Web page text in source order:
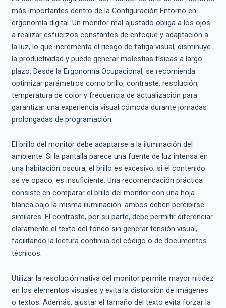
más importantes dentro de la Configuración Entorno en
ergonomía digital. Un monitor mal ajustado obliga a los ojos
a realizar esfuerzos constantes de enfoque y adaptación a
la luz, lo que incrementa el riesgo de fatiga visual, disminuye
la productividad y puede generar molestias físicas a largo
plazo. Desde la Ergonomía Ocupacional, se recomienda
optimizar parámetros como brillo, contraste, resolución,
temperatura de color y frecuencia de actualización para
garantizar una experiencia visual cómoda durante jornadas
prolongadas de programación.
El brillo del monitor debe adaptarse a la iluminación del
ambiente. Si la pantalla parece una fuente de luz intensa en
una habitación oscura, el brillo es excesivo; si el contenido
se ve opaco, es insuficiente. Una recomendación práctica
consiste en comparar el brillo del monitor con una hoja
blanca bajo la misma iluminación: ambos deben percibirse
similares. El contraste, por su parte, debe permitir diferenciar
claramente el texto del fondo sin generar tensión visual,
facilitando la lectura continua del código o de documentos
técnicos.
Utilizar la resolución nativa del monitor permite mayor nitidez
en los elementos visuales y evita la distorsión de imágenes
o textos. Además, ajustar el tamaño del texto evita forzar la